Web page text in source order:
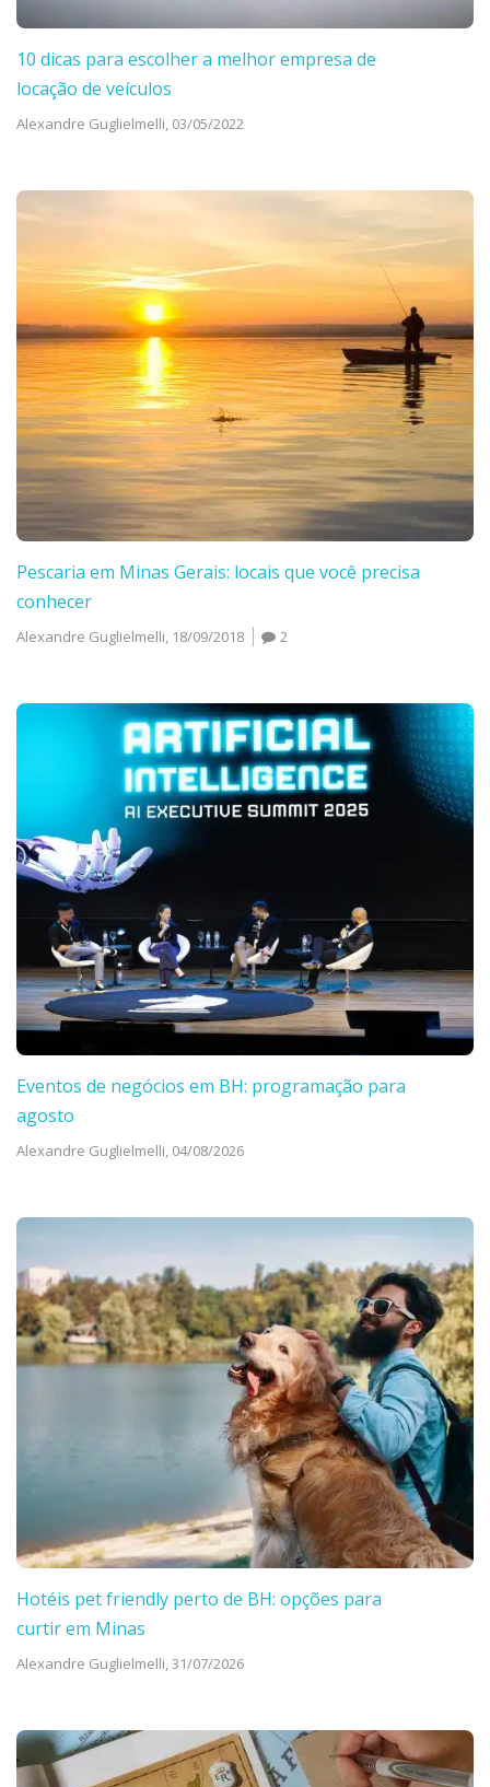
10 dicas para escolher a melhor empresa de
locação de veículos
Alexandre Guglielmelli, 03/05/2022
Pescaria em Minas Gerais: locais que você precisa
conhecer
Alexandre Guglielmelli, 18/09/2018 2
Eventos de negócios em BH: programação para
agosto
Alexandre Guglielmelli, 04/08/2026
Hotéis pet friendly perto de BH: opções para
curtir em Minas
Alexandre Guglielmelli,31/07/2026